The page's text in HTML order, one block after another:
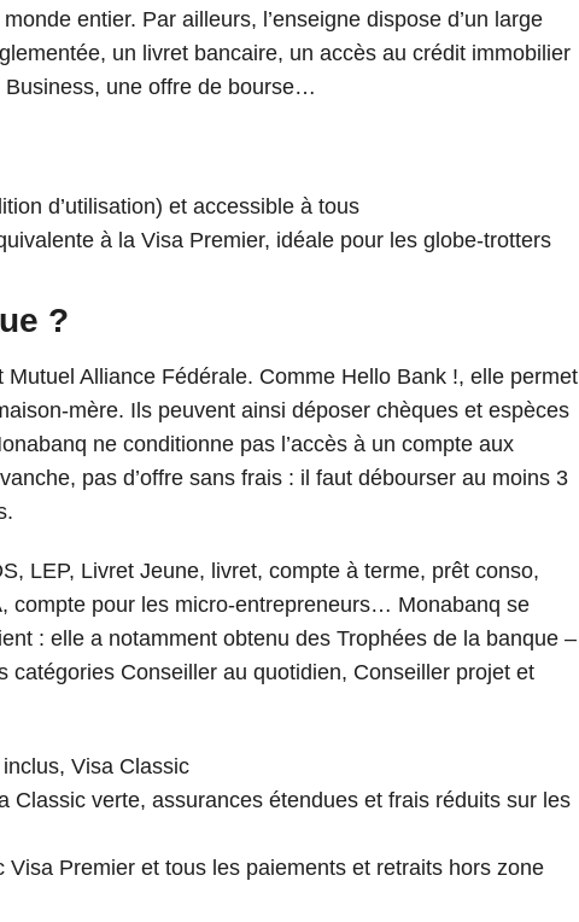
entier. Par ailleurs, l’enseigne dispose d’un large
un livret bancaire, un accès au crédit immobilier
une offre de bourse…
d’utilisation) et accessible à tous
à la Visa Premier, idéale pour les globe-trotters
?
Alliance Fédérale. Comme Hello Bank !, elle permet
mère. Ils peuvent ainsi déposer chèques et espèces
ne conditionne pas l’accès à un compte aux
pas d’offre sans frais : il faut débourser au moins 3
LEP, Livret Jeune, livret, compte à terme, prêt conso,
compte pour les micro-entrepreneurs… Monabanq se
: elle a notamment obtenu des Trophées de la banque –
catégories Conseiller au quotidien, Conseiller projet et
Visa Classic
Classic verte, assurances étendues et frais réduits sur les
Premier et tous les paiements et retraits hors zone